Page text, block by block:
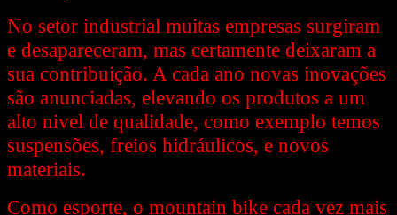
No setor industrial muitas empresas surgiram
e desapareceram, mas certamente deixaram a
sua contribuição. A cada ano novas inovações
são anunciadas, elevando os produtos a um
alto nivel de qualidade, como exemplo temos
suspensões, freios hidráulicos, e novos
materiais.
Como esporte, o mountain bike cada vez mais